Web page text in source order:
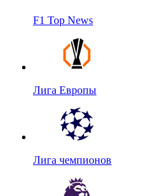
F1 Top News
Лига Европы
Лига чемпионов